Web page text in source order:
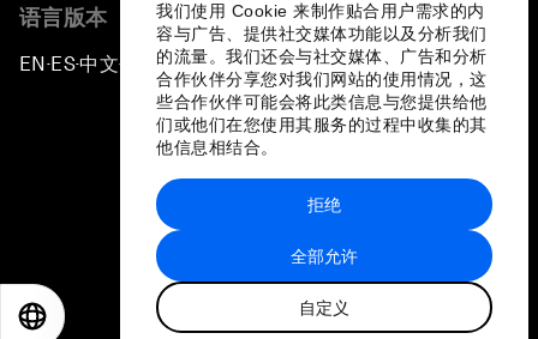
我们使用 Cookie 来制作贴合用户需求的内
容与广告、提供社交媒体功能以及分析我们
的流量。我们还会与社交媒体、广告和分析
合作伙伴分享您对我们网站的使用情况，这
些合作伙伴可能会将此类信息与您提供给他
们或他们在您使用其服务的过程中收集的其
他信息相结合。
全部允许
自定义
拒绝
语言版本
EN ▪ES▪中文▪ 日本語
站点地图
世界经济论坛